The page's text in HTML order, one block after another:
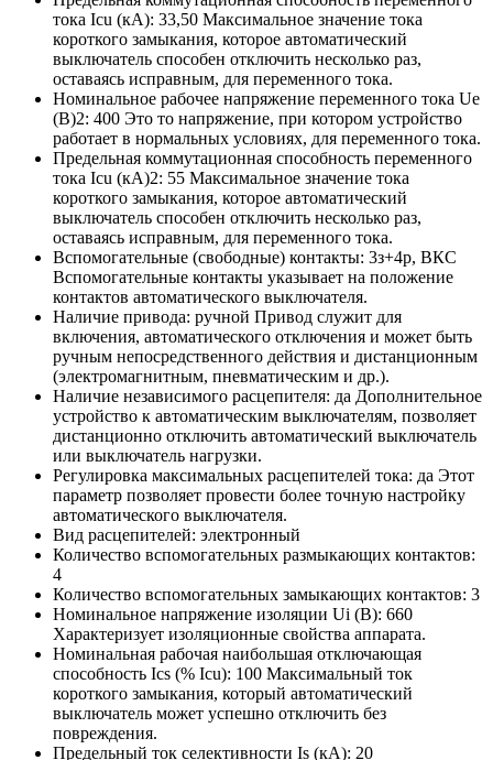
тока Icu (кА): 33,50 Максимальное значение тока
короткого замыкания, которое автоматический
выключатель способен отключить несколько раз,
оставаясь исправным, для переменного тока.
Номинальное рабочее напряжение переменного тока Ue
(В)2: 400 Это то напряжение, при котором устройство
работает в нормальных условиях, для переменного тока.
Предельная коммутационная способность переменного
тока Icu (кА)2: 55 Максимальное значение тока
короткого замыкания, которое автоматический
выключатель способен отключить несколько раз,
оставаясь исправным, для переменного тока.
Вспомогательные (свободные) контакты: 3з+4р, ВКС
Вспомогательные контакты указывает на положение
контактов автоматического выключателя.
Наличие привода: ручной Привод служит для
включения, автоматического отключения и может быть
ручным непосредственного действия и дистанционным
(электромагнитным, пневматическим и др.).
Наличие независимого расцепителя: да Дополнительное
устройство к автоматическим выключателям, позволяет
дистанционно отключить автоматический выключатель
или выключатель нагрузки.
Регулировка максимальных расцепителей тока: да Этот
параметр позволяет провести более точную настройку
автоматического выключателя.
Вид расцепителей: электронный
Количество вспомогательных размыкающих контактов:
4
Количество вспомогательных замыкающих контактов: 3
Номинальное напряжение изоляции Ui (В): 660
Характеризует изоляционные свойства аппарата.
Номинальная рабочая наибольшая отключающая
способность Ics (% Icu): 100 Максимальный ток
короткого замыкания, который автоматический
выключатель может успешно отключить без
повреждения.
Предельный ток селективности Is (кА): 20